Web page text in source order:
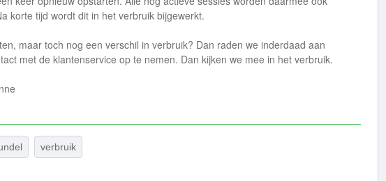
korte tijd wordt dit in het verbruik bijgewerkt.
maar toch nog een verschil in verbruik? Dan raden we inderdaad aan
met de klantenservice op te nemen. Dan kijken we mee in het verbruik.
verbruik